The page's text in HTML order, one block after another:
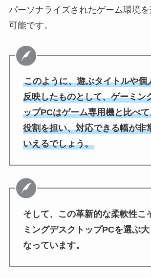
パーソナライズされたゲーム環境
可能です。
このように、遊ぶタイトルや個
反映したものとして、ゲーミン
ップPCはゲーム専用機と比べ
役割を担い、対応できる幅が非
いえるでしょう。
そして、この革新的な柔軟性こ
ミングデスクトップPCを選ぶ
なっています。